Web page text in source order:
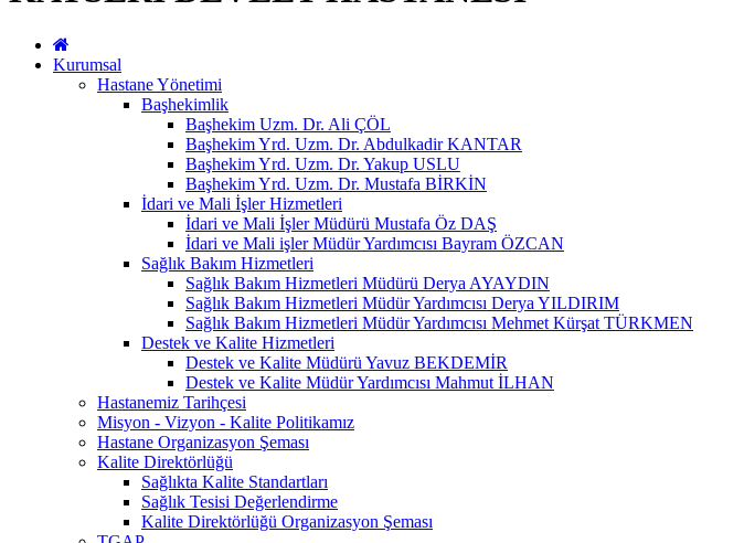
Kurumsal
Hastane Yönetimi
Başhekimlik
Başhekim Uzm. Dr. Ali ÇÖL
Başhekim Yrd. Uzm. Dr. Abdulkadir KANTAR
Başhekim Yrd. Uzm. Dr. Yakup USLU
Başhekim Yrd. Uzm. Dr. Mustafa BİRKİN
İdari ve Mali İşler Hizmetleri
İdari ve Mali İşler Müdürü Mustafa Öz DAŞ
İdari ve Mali işler Müdür Yardımcısı Bayram ÖZCAN
Sağlık Bakım Hizmetleri
Sağlık Bakım Hizmetleri Müdürü Derya AYAYDIN
Sağlık Bakım Hizmetleri Müdür Yardımcısı Derya YILDIRIM
Sağlık Bakım Hizmetleri Müdür Yardımcısı Mehmet Kürşat TÜRKMEN
Destek ve Kalite Hizmetleri
Destek ve Kalite Müdürü Yavuz BEKDEMİR
Destek ve Kalite Müdür Yardımcısı Mahmut İLHAN
Hastanemiz Tarihçesi
Misyon - Vizyon - Kalite Politikamız
Hastane Organizasyon Şeması
Kalite Direktörlüğü
Sağlıkta Kalite Standartları
Sağlık Tesisi Değerlendirme
Kalite Direktörlüğü Organizasyon Şeması